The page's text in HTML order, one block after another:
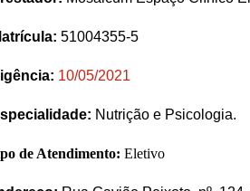
51004355-5
10/05/2021
Nutrição e Psicologia.
de Atendimento: Eletivo